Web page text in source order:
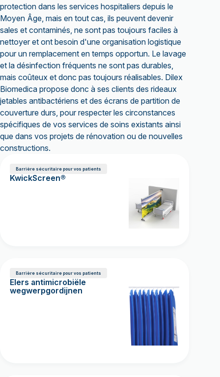
protection dans les services hospitaliers depuis le
Moyen Âge, mais en tout cas, ils peuvent devenir
sales et contaminés, ne sont pas toujours faciles à
nettoyer et ont besoin d'une organisation logistique
pour un remplacement en temps opportun. Le lavage
et la désinfection fréquents ne sont pas durables,
mais coûteux et donc pas toujours réalisables. Dilex
Biomedica propose donc à ses clients des rideaux
jetables antibactériens et des écrans de partition de
couverture durs, pour respecter les circonstances
spécifiques de vos services de soins existants ainsi
que dans vos projets de rénovation ou de nouvelles
constructions.
Barrière sécuritaire pour vos patients
KwickScreen®
Barrière sécuritaire pour vos patients
Elers antimicrobiële
wegwerpgordijnen